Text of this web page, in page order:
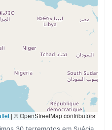
| © OpenStreetMap contributors